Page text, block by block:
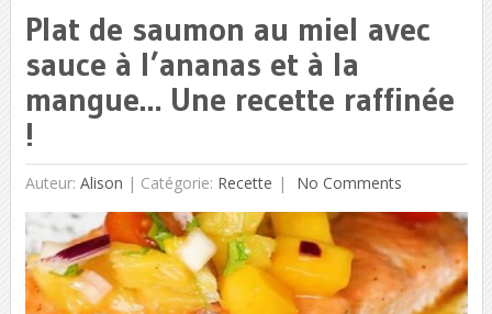
Plat de saumon au miel avec
sauce à l’ananas et à la
mangue… Une recette raffinée
!
Auteur: Alison | Catégorie: Recette No Comments